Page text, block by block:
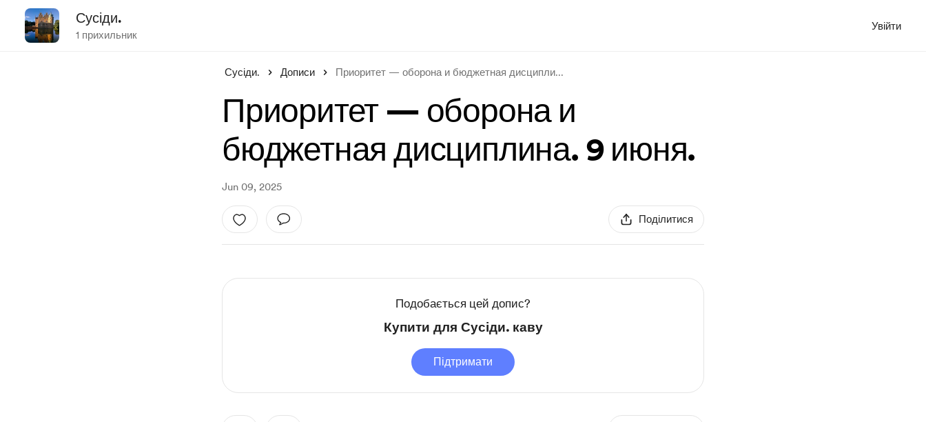
Сусіди.
1 прихильник
Увійти
Сусіди. Дописи Приоритет — оборона и бюджетная дисципли...
Приоритет — оборона и
бюджетная дисциплина. 9 июня.
Jun 09, 2025
Поділитися
Подобається цей допис?
Купити для Сусіди. каву
Підтримати